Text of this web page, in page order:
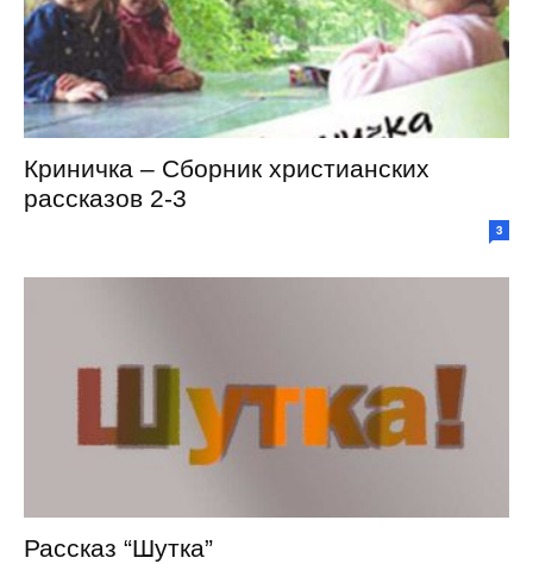
Криничка – Сборник христианских
рассказов 2-3
3
Рассказ “Шутка”